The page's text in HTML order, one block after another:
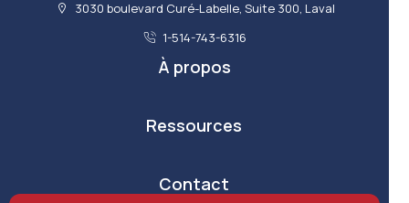
3030 boulevard Curé-Labelle, Suite 300, Laval
1-514-743-6316
À propos
Ressources
Contact